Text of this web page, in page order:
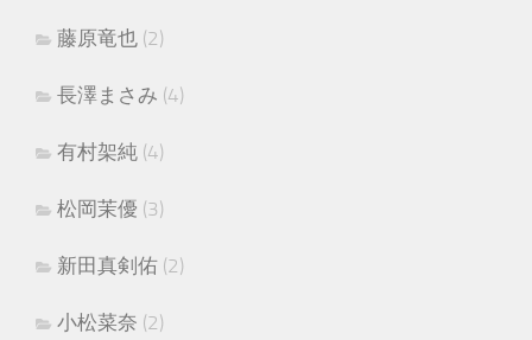
藤原竜也 (2)
長澤まさみ (4)
有村架純 (4)
松岡茉優 (3)
新田真剣佑 (2)
小松菜奈 (2)